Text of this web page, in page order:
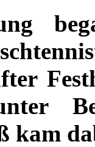
kam